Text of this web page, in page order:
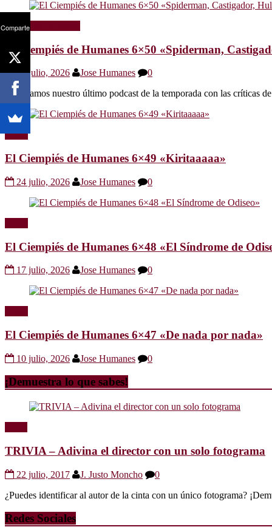
Radio
El Ciempiés de Humanes 6×50 «Spiderman,
30 julio, 2026 Jose Humanes
0
Os dejamos nuestro último podcast de la temporada con las
Radio
El Ciempiés de Humanes 6×49 «Kiritaaaaa»
24 julio, 2026 Jose Humanes 0
El Ciempiés de Humanes 6×48 «El Síndrome de
17 julio, 2026 Jose Humanes 0
El Ciempiés de Humanes 6×47 «De nada por nada»
10 julio, 2026 Jose Humanes 0
¡Demuestra lo que sabes!
TRIVIA – Adivina el director con un solo fotograma
22 julio, 2017 J. Justo Moncho
0
¿Puedes identificar al autor de la cinta con un único fotograma?
Redes Sociales
Comparte